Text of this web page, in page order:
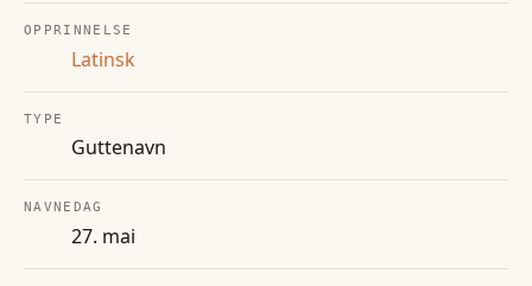
OPPRINNELSE
Latinsk
TYPE
Guttenavn
NAVNEDAG
27. mai